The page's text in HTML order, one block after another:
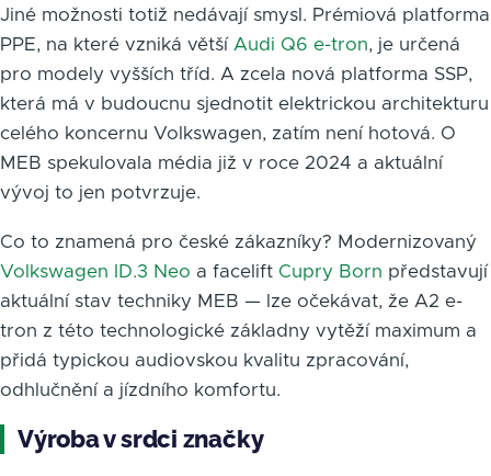
Jiné možnosti totiž nedávají smysl. Prémiová platforma
PPE, na které vzniká větší Audi Q6 e-tron, je určená
pro modely vyšších tříd. A zcela nová platforma SSP,
která má v budoucnu sjednotit elektrickou architekturu
celého koncernu Volkswagen, zatím není hotová. O
MEB spekulovala média již v roce 2024 a aktuální
vývoj to jen potvrzuje.
Co to znamená pro české zákazníky? Modernizovaný
Volkswagen ID.3 Neo a facelift Cupry Born představují
aktuální stav techniky MEB — lze očekávat, že A2 e-
tron z této technologické základny vytěží maximum a
přidá typickou audiovskou kvalitu zpracování,
odhlučnění a jízdního komfortu.
Výroba v srdci značky